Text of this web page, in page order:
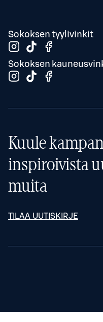
Sokoksen tyylivinkit
Sokoksen
Kuule
inspiroivista
muita
TILAA UUTISKIRJE